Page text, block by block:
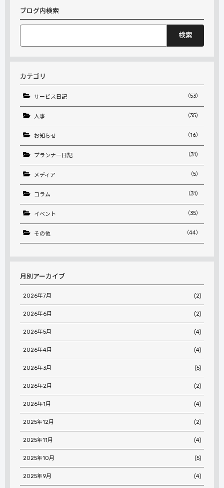
ブログ内検索
索:
カテゴリ
サービス日記 （53）
人事 （35）
お知らせ （16）
プランナー日記 （31）
メディア （5）
コラム （31）
イベント （35）
その他 （44）
月別アーカイブ
2026年7月 (2)
2026年6月 (2)
2026年5月 (4)
2026年4月 (4)
2026年3月 (5)
2026年2月 (2)
2026年1月 (4)
2025年12月 (2)
2025年11月 (4)
2025年10月 (5)
2025年9月 (4)